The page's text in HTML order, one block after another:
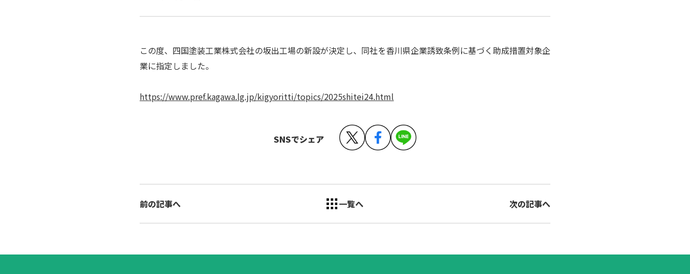
この度、四国塗装工業株式会社の坂出工場の新設が決定し、同社を香川県企業誘致条例に基づく助成措置対象企
業に指定しました。
https://www.pref.kagawa.lg.jp/kigyoritti/topics/2025shitei24.html
SNSでシェア
前の記事へ 一覧へ 次の記事へ